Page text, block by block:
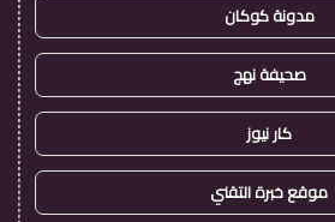
مدونة كوكان
صحيفة نهج
كار نيوز
موقع خبرة التقني